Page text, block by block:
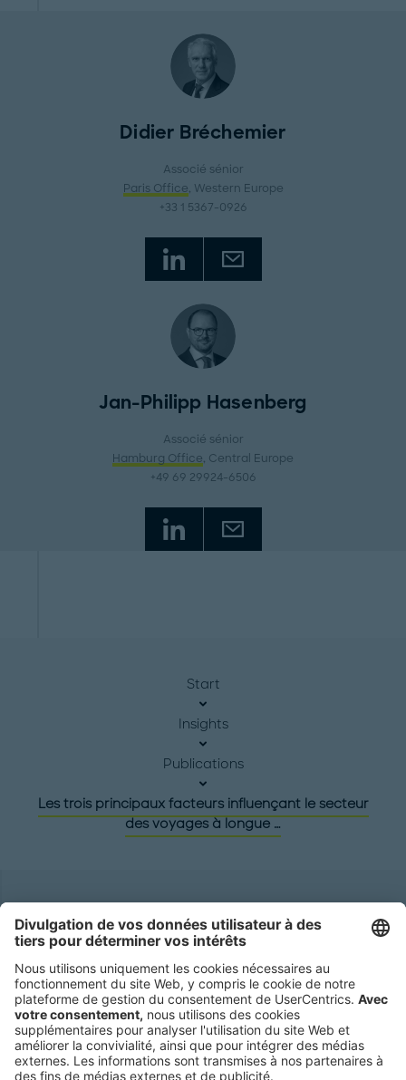
Didier Bréchemier
Associé sénior
Paris Office, Western Europe
+33 1 5367-0926
Jan-Philipp Hasenberg
Associé sénior
Hamburg Office, Central Europe
+49 69 29924-6506
Start
Insights
Publications
Les trois principaux facteurs influençant le secteur
des voyages à longue …
Siège social
Roland Berger GmbH
Sederanger 1
80538 Munich
Germany
Téléphone: +49 89 9230-0
Fax:
+49 89 9230-8202